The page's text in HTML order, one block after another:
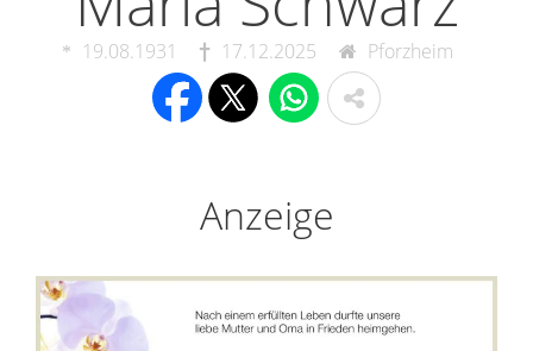
19.08.1931 17.12.2025 Pforzheim
Anzeige